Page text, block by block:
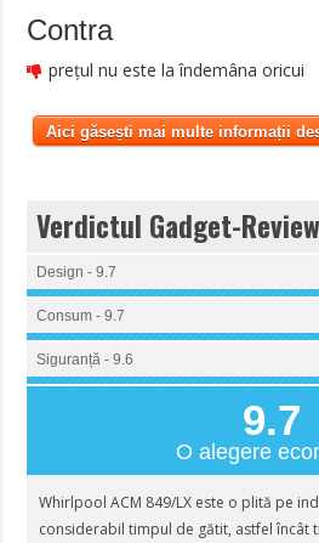
Contra
prețul nu este la îndemâna oricui
Aici găsești mai multe informații
Verdictul Gadget-
Design - 9.7
Consum - 9.7
Siguranță - 9.6
9.7
O alegere
Whirlpool ACM 849/LX este o plită pe
considerabil timpul de gătit, astfel încât